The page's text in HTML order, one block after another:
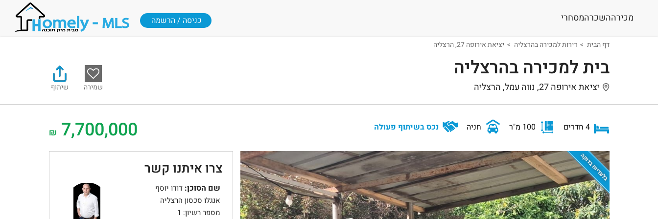
מכירההשכרהמסחרי כניסה / הרשמה
דף הבית דירות למכירה בהרצליה יציאת אירופה 27, הרצליה
בית למכירה בהרצליה
יציאת אירופה 27, נווה עמל, הרצליה שמירה שיתוף
7,700,000
₪ 4 חדרים 100 מ"ר חניה נכס בשיתוף פעולה
צרו איתנו קשר
שם הסוכן: דודו יוסף
אנגלו סכסון הרצליה
מספר רשיון: 1
בלעדיות בדוקה